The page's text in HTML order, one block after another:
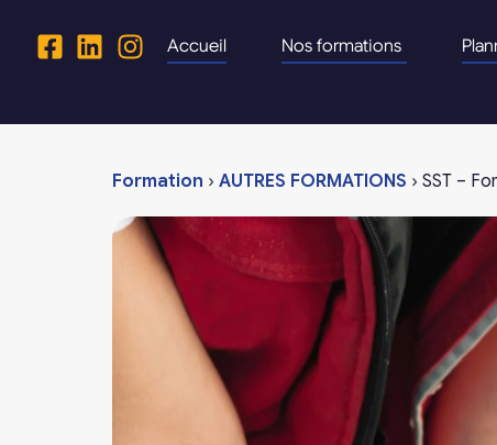
Accueil Nos formations
Formation › AUTRES FORMATIONS › SST –